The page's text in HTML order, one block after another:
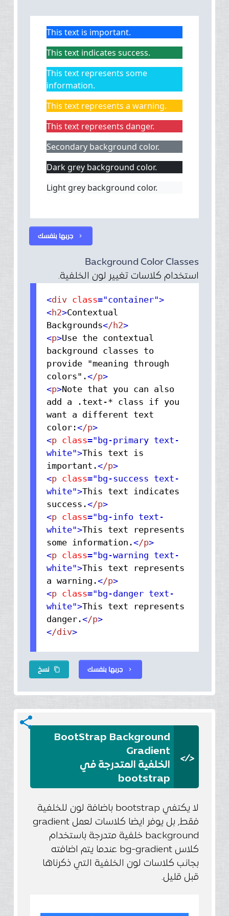
جربها بنفسك chevron_right
Background Color Classes
استخدام كلاسات تغيير لون الخلفية.
<div class="container">
<h2>Contextual
Backgrounds</h2>
<p>Use the contextual
background classes to
provide "meaning through
colors".</p>
<p>Note that you can also
add a .text-* class if you
want a different text
color:</p>
<p class="bg-primary text-
white">This text is
important.</p>
<p class="bg-success text-
white">This text indicates
success.</p>
<p class="bg-info text-
white">This text represents
some information.</p>
<p class="bg-warning text-
white">This text represents
a warning.</p>
<p class="bg-danger text-
white">This text represents
danger.</p>
</div>
نسخ content_copy جربها بنفسك chevron_right
share
</>
BootStrap Background
Gradient
الخلفية المتدرجة في
bootstrap
لا يكتفي bootstrap باضافة لون للخلفية
فقط, بل يوفر ايضا كلاسات لعمل gradient
background خلفية متدرجة باستخدام
كلاس bg-gradient عندما يتم اضافته
بجانب كلاسات لون الخلفية التي ذكرناها
قبل قليل.